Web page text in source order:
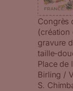
Congrès
(création
gravure
taille-
Place de
Birling /
S.